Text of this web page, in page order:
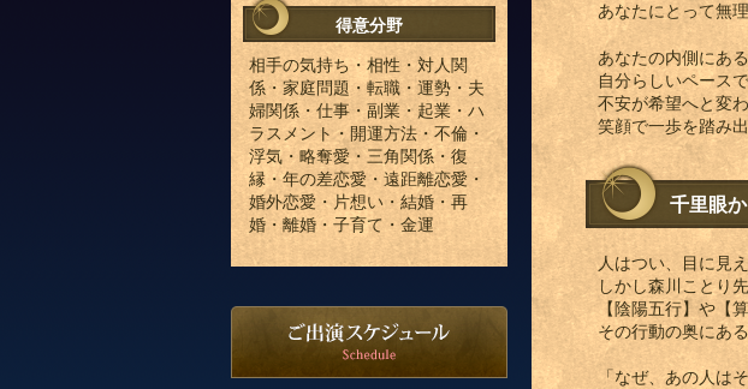
得意分野
相手の気持ち・相性・対人関
係・家庭問題・転職・運勢・夫
婦関係・仕事・副業・起業・ハ
ラスメント・開運方法・不倫・
浮気・略奪愛・三角関係・復
縁・年の差恋愛・遠距離恋愛・
婚外恋愛・片想い・結婚・再
婚・離婚・子育て・金運
あなたにとって無
あなたの内側にあ
自分らしいペース
不安が希望へと変わ
笑顔で一歩を踏み
千里眼
人はつい、目に見
しかし森川ことり先
【陰陽五行】や【
その行動の奥にあ
「なぜ、あの人は